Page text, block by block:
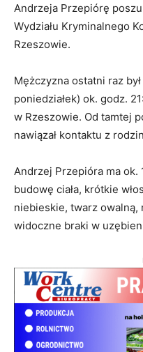
Andrzeja Przepiórę
Wydziału Kryminalnego
Rzeszowie.
Mężczyzna ostatni raz
poniedziałek) ok. godz.
w Rzeszowie. Od tamtej
nawiązał kontaktu z
Andrzej Przepióra ma ok.
budowę ciała, krótkie
niebieskie, twarz
widoczne braki w